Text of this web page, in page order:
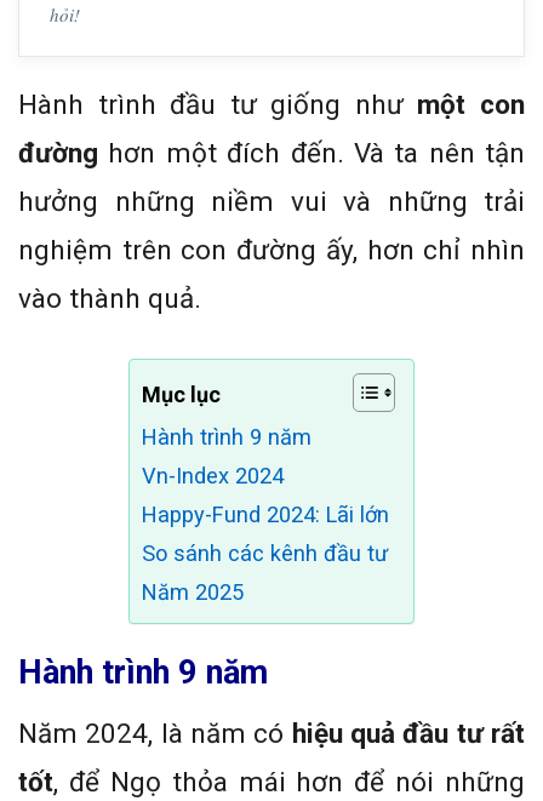
hỏi!
Hành trình đầu tư giống như một con
đường hơn một đích đến. Và ta nên tận
hưởng những niềm vui và những trải
nghiệm trên con đường ấy, hơn chỉ nhìn
vào thành quả.
Mục lục
Hành trình 9 năm
Vn-Index 2024
Happy-Fund 2024: Lãi lớn
So sánh các kênh đầu tư
Năm 2025
Hành trình 9 năm
Năm 2024, là năm có hiệu quả đầu tư rất
tốt, để Ngọ thỏa mái hơn để nói những